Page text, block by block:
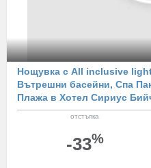
Нощувкa с All inclusive
Вътрешни басейни, Спа
Плажа в Хотел Сириус
отстъпка
-33%